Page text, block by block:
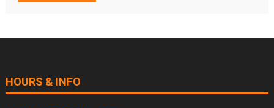
HOURS & INFO